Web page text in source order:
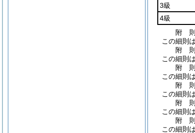
3級
4級
附 則
この細則
附 則
この細則
附 則
この細則
附 則
この細則
附 則
この細則
附 則
この細則